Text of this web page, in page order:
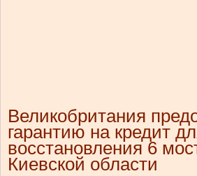
Великобритания
гарантию на кредит
восстановления 6
Киевской области